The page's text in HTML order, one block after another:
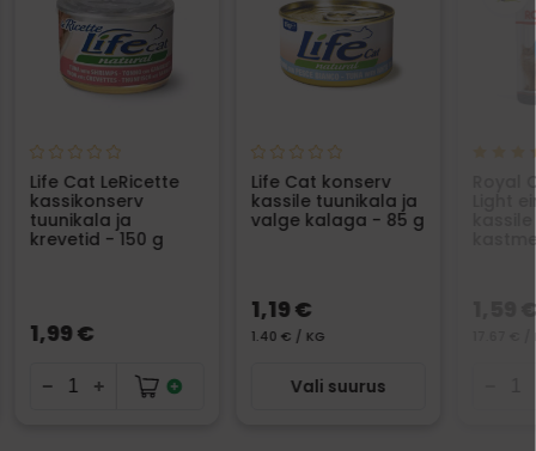
Life Cat LeRicette
kassikonserv
tuunikala ja
krevetid - 150 g
1,99 €
Life Cat konserv
kassile tuunikala ja
valge kalaga - 85 g
1,19 €
1.40 € / KG
Vali suurus
Royal
Light
1,59